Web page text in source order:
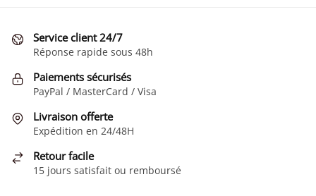
options
peuvent
être
choisies
la
du
produit
Service client 24/7
Réponse rapide sous 48h
Paiements sécurisés
PayPal / MasterCard / Visa
Livraison offerte
Expédition en 24/48H
Retour facile
15 jours satisfait ou remboursé